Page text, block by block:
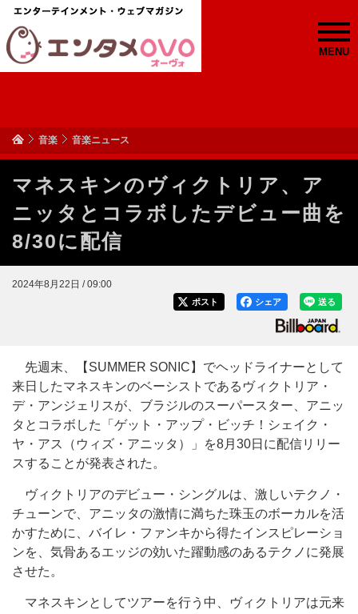
MENU
音楽 音楽ニュース
マネスキンのヴィクトリア、ア
ニッタとコラボしたデビュー曲を
8/30に配信
2024年8月22日 / 09:00
送る
シェア
ポスト
先週末、【SUMMER SONIC】でヘッドライナーとして
来日したマネスキンのベーシストであるヴィクトリア・
デ・アンジェリスが、ブラジルのスーパースター、アニッ
タとコラボした「ゲット・アップ・ビッチ！シェイク・
ヤ・アス（ウィズ・アニッタ）」を8月30日に配信リリー
スすることが発表された。
ヴィクトリアのデビュー・シングルは、激しいテクノ・
チューンで、アニッタの激情に満ちた珠玉のボーカルを活
かすために、バイレ・ファンキから得たインスピレーショ
ンを、気骨あるエッジの効いた躍動感のあるテクノに発展
させた。
マネスキンとしてツアーを行う中、ヴィクトリアは元来